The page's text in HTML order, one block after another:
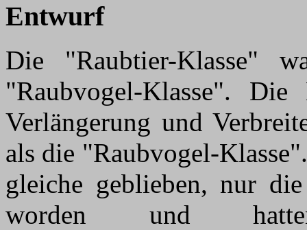
Entwurf
Die "Raubtier-Klasse"
"Raubvogel-Klasse".
Verlängerung und
als die "Raubvogel-
gleiche geblieben, nur
worden und